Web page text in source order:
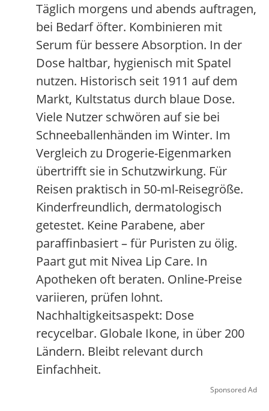
Täglich morgens und abends auftragen,
bei Bedarf öfter. Kombinieren mit
Serum für bessere Absorption. In der
Dose haltbar, hygienisch mit Spatel
nutzen. Historisch seit 1911 auf dem
Markt, Kultstatus durch blaue Dose.
Viele Nutzer schwören auf sie bei
Schneeballenhänden im Winter. Im
Vergleich zu Drogerie-Eigenmarken
übertrifft sie in Schutzwirkung. Für
Reisen praktisch in 50-ml-Reisegröße.
Kinderfreundlich, dermatologisch
getestet. Keine Parabene, aber
paraffinbasiert – für Puristen zu ölig.
Paart gut mit Nivea Lip Care. In
Apotheken oft beraten. Online-Preise
variieren, prüfen lohnt.
Nachhaltigkeitsaspekt: Dose
recycelbar. Globale Ikone, in über 200
Ländern. Bleibt relevant durch
Einfachheit.
Sponsored Ad